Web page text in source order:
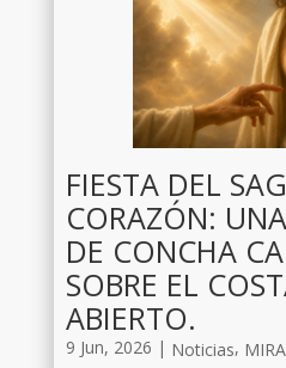
FIESTA DEL
CORAZÓN:
DE CONCHA
SOBRE EL
ABIERTO.
9 Jun, 2026 | Noticias,